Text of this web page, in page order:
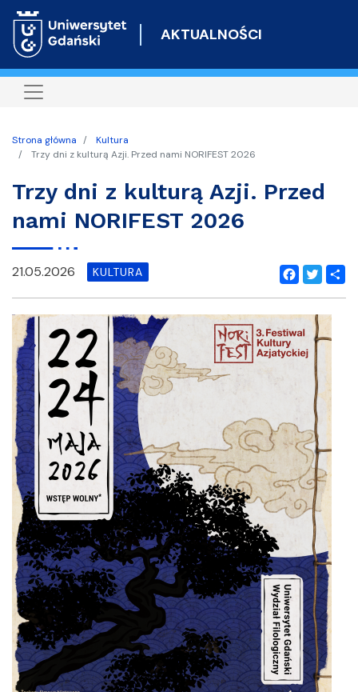
do
AKTUALNOŚCI
Strona główna
Kultura
Trzy dni z kulturą Azji. Przed nami NORIFEST 2026
Trzy dni z kulturą Azji. Przed
nami NORIFEST 2026
Facebook
Twitter
21.05.2026 KULTURA